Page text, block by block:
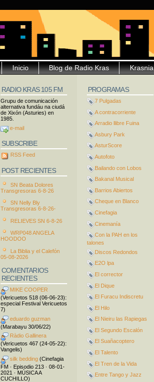
Krasnia
Blog de Radio Kras
Inicio
PROGRAMAS
7 Pulgadas
A contracorriente
Arradio llibre Fuina
Asbury Park
AsturScore
Autofoto
Bailando con Lobos
Bakanal Musical
Barrios Abiertos
Cheque en Blanco
Cinefagia
Cinemanía
Con la PAH en los
talones
Discos Redondos
E2O lpa
El corrector
El Dique
El Furacu Indiscretu
El Hilo
El Nieiru las Rapiegas
El Segundo Escalón
El Suañacoptero
El Talento
El Tren de la Vida
Entre Tango y Jazz
RADIO KRAS 105 FM
Grupu de comunicación
alternativa fundáu na ciudá
de Xixón (Asturies) en
1985.
e-mail
SUBSCRIBE
RSS Feed
POST RECIENTES
SN Beata Dolores
Transgresoras 6-8-26
SN Nelly Bly
Transgresoras 6-8-26-
RELIEVES SN 6-8-26
WRP048 ANGELA
HOODOO
La Biblia y el Calefón
05-08-2026
COMENTARIOS
RECIENTES
MIKE COOPER
(Vericuetos 518 (06-06-23):
especial Festival Vericuetos
7)
eduardo guzman
(Marabayu 30/06/22)
Ràdio Gallinera
(Vericuetos 467 (24-05-22):
Vangelis)
silk bedding (Cinefagia
FM · Episodio 213 · 08-01-
2021 · MÚSICA A
CUCHILLO)